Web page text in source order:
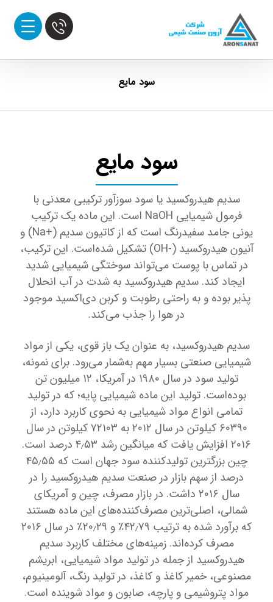
سود مایع
سود مایع
سدیم هیدروکسید یا سود سوزآور ترکیبی معدنی با
فرمول شیمیایی NaOH است. این ماده یک ترکیب
یونی جامد سفیدرنگ است که از کاتیون سدیم (+Na) و
آنیون هیدروکسید (-OH) تشکیل شده‌است. این ترکیب،
در تماس با پوست می‌تواند سوختگی شیمیایی شدید
ایجاد کند. سدیم هیدروکسید به شدت در آب انحلال
پذیر بوده و به راحتی رطوبت و کربن دی‌اکسید موجود
در هوا را جذب می‌کند.
سدیم هیدروکسید، به عنوان یک باز قوی، یکی از مواد
شیمیایی صنعتی بسیار مهم به‌شمار می‌رود. برای نمونه،
تولید سود در سال ۱۹۸۰ در آمریکا، ۱۲ میلیون تن
بوده‌است. تولید این ماده شیمیایی پایه؛ که در تولید
تمامی انواع مواد شیمیایی به نحوی کاربرد دارد، از
۶۰۳۹۰ کیلوتن در سال ۲۰۱۲ به ۷۲۱۰۳ کیلوتن در سال
۲۰۱۶ افزایش یافت که میانگین رشد ۴٫۵۳ درصد است.
چین بزرگترین تولیدکننده سود جهان است که ۴۵٫۵۵
درصد از سهم بازار در صنعت سدیم هیدروکسید را در
سال ۲۰۱۶ داشت. در بازار مصرف، چین و آمریکای
شمالی، اصلی‌ترین مصرف‌کننده‌های این ماده هستند
که برآورد شده به ترتیب ۴۲٫۷۹٪ و ۲۰٫۲۹٪ در سال ۲۰۱۶
مصرف کرده‌اند. زمینه‌های مختلف کاربرد سدیم
هیدروکسید از جمله در تولید مواد شیمیایی، ابریشم
مصنوعی، خمیر کاغذ و کاغذ، در تولید رنگ، آلومینیوم،
مواد پتروشیمی و پارچه، صابون و مواد شوینده است.